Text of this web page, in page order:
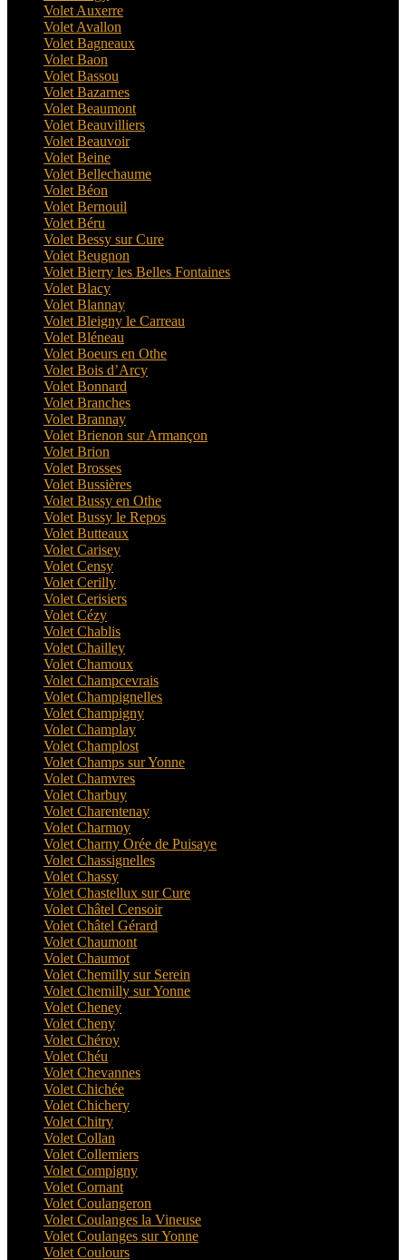
Volet Auxerre
Volet Avallon
Volet Bagneaux
Volet Baon
Volet Bassou
Volet Bazarnes
Volet Beaumont
Volet Beauvilliers
Volet Beauvoir
Volet Beine
Volet Bellechaume
Volet Béon
Volet Bernouil
Volet Béru
Volet Bessy sur Cure
Volet Beugnon
Volet Bierry les Belles Fontaines
Volet Blacy
Volet Blannay
Volet Bleigny le Carreau
Volet Bléneau
Volet Boeurs en Othe
Volet Bois d’Arcy
Volet Bonnard
Volet Branches
Volet Brannay
Volet Brienon sur Armançon
Volet Brion
Volet Brosses
Volet Bussières
Volet Bussy en Othe
Volet Bussy le Repos
Volet Butteaux
Volet Carisey
Volet Censy
Volet Cerilly
Volet Cerisiers
Volet Cézy
Volet Chablis
Volet Chailley
Volet Chamoux
Volet Champcevrais
Volet Champignelles
Volet Champigny
Volet Champlay
Volet Champlost
Volet Champs sur Yonne
Volet Chamvres
Volet Charbuy
Volet Charentenay
Volet Charmoy
Volet Charny Orée de Puisaye
Volet Chassignelles
Volet Chassy
Volet Chastellux sur Cure
Volet Châtel Censoir
Volet Châtel Gérard
Volet Chaumont
Volet Chaumot
Volet Chemilly sur Serein
Volet Chemilly sur Yonne
Volet Cheney
Volet Cheny
Volet Chéroy
Volet Chéu
Volet Chevannes
Volet Chichée
Volet Chichery
Volet Chitry
Volet Collan
Volet Collemiers
Volet Compigny
Volet Cornant
Volet Coulangeron
Volet Coulanges la Vineuse
Volet Coulanges sur Yonne
Volet Coulours